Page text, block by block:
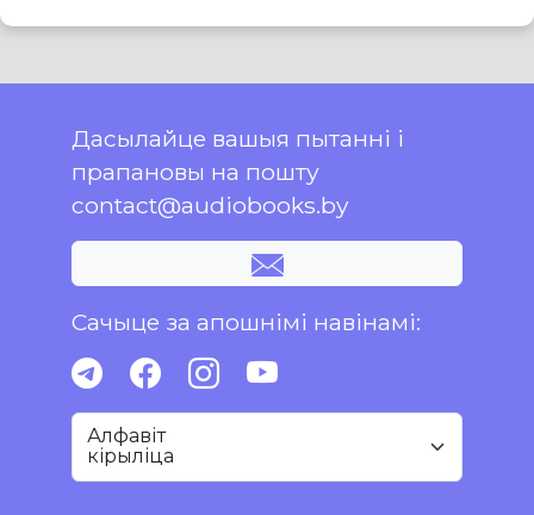
Дасылайце вашыя пытанні і
прапановы на пошту
contact@audiobooks.by
Сачыце за апошнімі навінамі:
Алфавіт